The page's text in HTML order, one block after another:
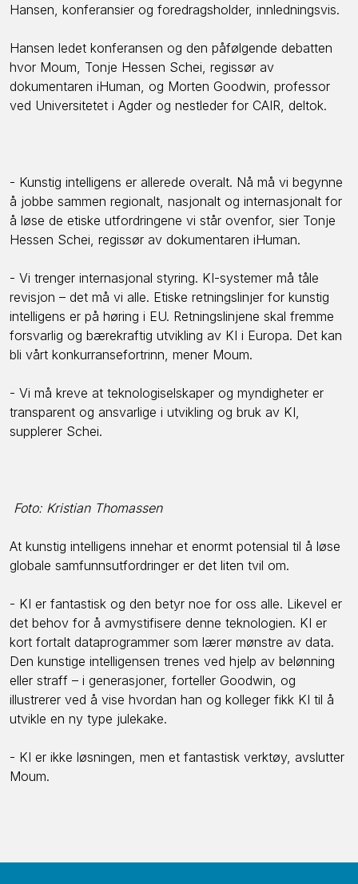
Hansen, konferansier og foredragsholder, innledningsvis.
Hansen ledet konferansen og den påfølgende debatten
hvor Moum, Tonje Hessen Schei, regissør av
dokumentaren iHuman, og Morten Goodwin, professor
ved Universitetet i Agder og nestleder for CAIR, deltok.
- Kunstig intelligens er allerede overalt. Nå må vi begynne
å jobbe sammen regionalt, nasjonalt og internasjonalt for
å løse de etiske utfordringene vi står ovenfor, sier Tonje
Hessen Schei, regissør av dokumentaren iHuman.
- Vi trenger internasjonal styring. KI-systemer må tåle
revisjon – det må vi alle. Etiske retningslinjer for kunstig
intelligens er på høring i EU. Retningslinjene skal fremme
forsvarlig og bærekraftig utvikling av KI i Europa. Det kan
bli vårt konkurransefortrinn, mener Moum.
- Vi må kreve at teknologiselskaper og myndigheter er
transparent og ansvarlige i utvikling og bruk av KI,
supplerer Schei.
Foto: Kristian Thomassen
At kunstig intelligens innehar et enormt potensial til å løse
globale samfunnsutfordringer er det liten tvil om.
- KI er fantastisk og den betyr noe for oss alle. Likevel er
det behov for å avmystifisere denne teknologien. KI er
kort fortalt dataprogrammer som lærer mønstre av data.
Den kunstige intelligensen trenes ved hjelp av belønning
eller straff – i generasjoner, forteller Goodwin, og
illustrerer ved å vise hvordan han og kolleger fikk KI til å
utvikle en ny type julekake.
- KI er ikke løsningen, men et fantastisk verktøy, avslutter
Moum.